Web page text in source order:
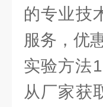
的专业技
服务，优
实验方法
从厂家获